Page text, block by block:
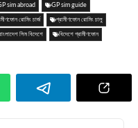
sim abroad GP sim guide
রোমিং চার্জ গ্রামীণফোন রোমিং চালু
সিম বিদেশে বিদেশে গ্রামীণফোন